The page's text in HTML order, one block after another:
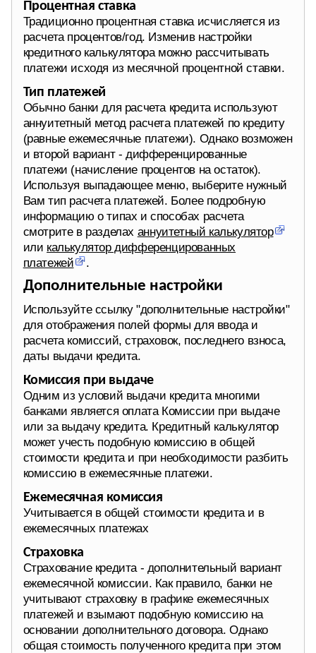
Процентная ставка
Традиционно процентная ставка исчисляется из
расчета процентов/год. Изменив настройки
кредитного калькулятора можно рассчитывать
платежи исходя из месячной процентной ставки.
Тип платежей
Обычно банки для расчета кредита используют
аннуитетный метод расчета платежей по кредиту
(равные ежемесячные платежи). Однако возможен
и второй вариант - дифференцированные
платежи (начисление процентов на остаток).
Используя выпадающее меню, выберите нужный
Вам тип расчета платежей. Более подробную
информацию о типах и способах расчета
смотрите в разделах аннуитетный калькулятор
или калькулятор дифференцированных
платежей
.
Дополнительные настройки
Используйте ссылку "дополнительные настройки"
для отображения полей формы для ввода и
расчета комиссий, страховок, последнего взноса,
даты выдачи кредита.
Комиссия при выдаче
Одним из условий выдачи кредита многими
банками является оплата Комиссии при выдаче
или за выдачу кредита. Кредитный калькулятор
может учесть подобную комиссию в общей
стоимости кредита и при необходимости разбить
комиссию в ежемесячные платежи.
Ежемесячная комиссия
Учитывается в общей стоимости кредита и в
ежемесячных платежах
Страховка
Страхование кредита - дополнительный вариант
ежемесячной комиссии. Как правило, банки не
учитывают страховку в графике ежемесячных
платежей и взымают подобную комиссию на
основании дополнительного договора. Однако
общая стоимость полученного кредита при этом